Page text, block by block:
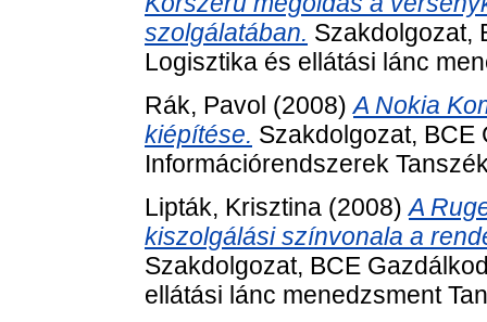
szolgálatában. Szakdolgozat,
Logisztika és ellátási lánc
Rák, Pavol (2008)A Nokia
kiépítése. Szakdolgozat, BCE
Információrendszerek
Lipták, Krisztina (2008)A
kiszolgálási színvonala a
Szakdolgozat, BCE
ellátási lánc menedzsment